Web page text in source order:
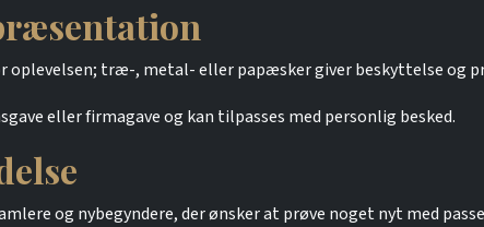
oplevelsen; træ-, metal- eller papæsker giver beskyttelse og
eller firmagave og kan tilpasses med personlig besked.
og nybegyndere, der ønsker at prøve noget nyt med